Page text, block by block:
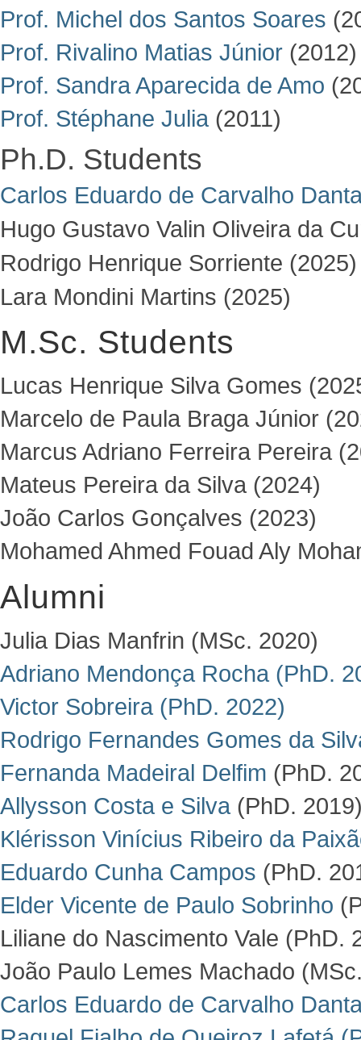
Prof. Michel dos Santos Soares
Prof. Rivalino Matias Júnior (2012)
Prof. Sandra Aparecida de Amo
Prof. Stéphane Julia (2011)
Ph.D. Students
Carlos Eduardo de Carvalho
Hugo Gustavo Valin Oliveira da
Rodrigo Henrique Sorriente (2025)
Lara Mondini Martins (2025)
M.Sc. Students
Lucas Henrique Silva Gomes
Marcelo de Paula Braga Júnior
Marcus Adriano Ferreira Pereira
Mateus Pereira da Silva (2024)
João Carlos Gonçalves (2023)
Mohamed Ahmed Fouad Aly
Alumni
Julia Dias Manfrin (MSc. 2020)
Adriano Mendonça Rocha (PhD.
Victor Sobreira (PhD. 2022)
Rodrigo Fernandes Gomes da
Fernanda Madeiral Delfim (PhD.
Allysson Costa e Silva (PhD.
Klérisson Vinícius Ribeiro da
Eduardo Cunha Campos (PhD.
Elder Vicente de Paulo Sobrinho
Liliane do Nascimento Vale (PhD.
João Paulo Lemes Machado
Carlos Eduardo de Carvalho